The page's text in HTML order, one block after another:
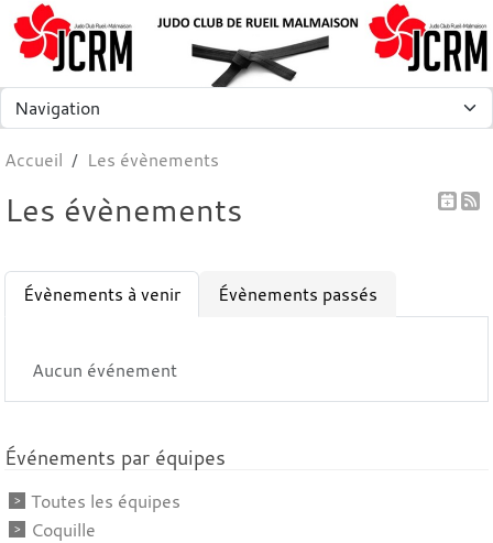
Accueil Les évènements
Les évènements
Évènements à venir Évènements passés
Aucun événement
Événements par équipes
Toutes les équipes
Coquille
Panneau de gestion des cookies